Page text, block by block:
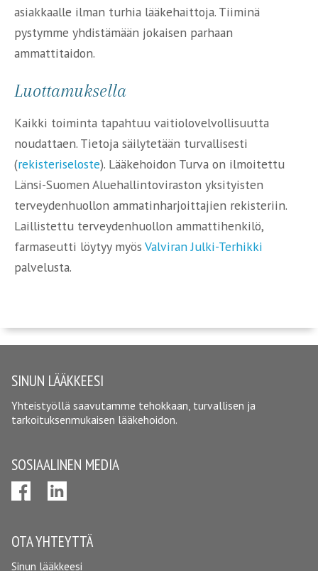
asiakkaalle ilman turhia lääkehaittoja. Tiiminä
pystymme yhdistämään jokaisen parhaan
ammattitaidon.
Luottamuksella
Kaikki toiminta tapahtuu vaitiolovelvollisuutta
noudattaen. Tietoja säilytetään turvallisesti
(rekisteriseloste). Lääkehoidon Turva on ilmoitettu
Länsi-Suomen Aluehallintoviraston yksityisten
terveydenhuollon ammatinharjoittajien rekisteriin.
Laillistettu terveydenhuollon ammattihenkilö,
farmaseutti löytyy myös Valviran Julki-Terhikki
palvelusta.
SINUN LÄÄKKEESI
Yhteistyöllä saavutamme tehokkaan, turvallisen ja
tarkoituksenmukaisen lääkehoidon.
SOSIAALINEN MEDIA
OTA YHTEYTTÄ
Sinun lääkkeesi